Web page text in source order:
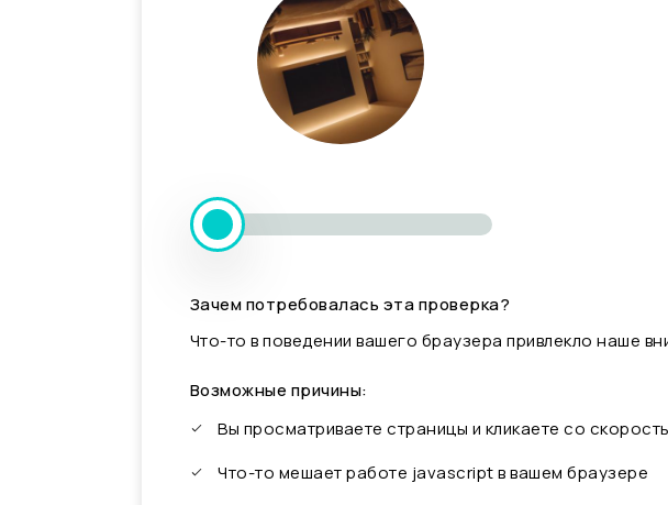
Зачем потребовалась эта проверка?
Что-то в поведении вашего браузера привлекло наше
Возможные причины:
Вы просматриваете страницы и кликаете со
Что-то мешает работе javascript в вашем браузере